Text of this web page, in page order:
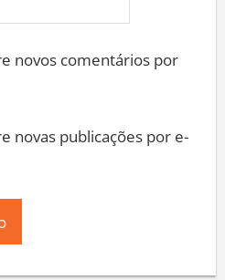
novos comentários por
novas publicações por e-